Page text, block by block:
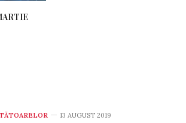
13 AUGUST 2019